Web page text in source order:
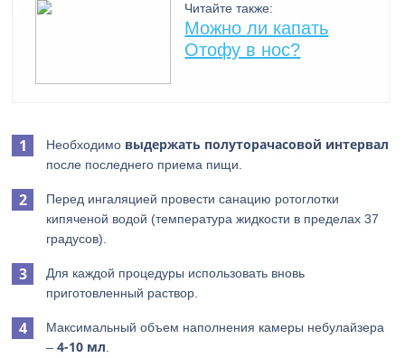
Читайте также:
Можно ли капать
Отофу в нос?
Необходимо выдержать полуторачасовой интервал
после последнего приема пищи.
Перед ингаляцией провести санацию ротоглотки
кипяченой водой (температура жидкости в пределах 37
градусов).
Для каждой процедуры использовать вновь
приготовленный раствор.
Максимальный объем наполнения камеры небулайзера
–4-10 мл